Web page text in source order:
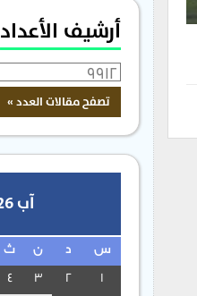
أرشيف الأعداد
آب 2026
س د ن ث
1
2
3
4